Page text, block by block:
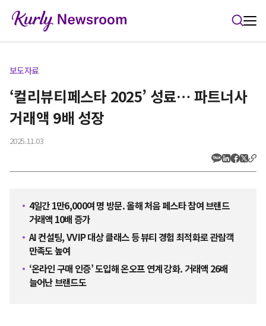
보도자료
‘컬리뷰티페스타 2025’ 성료… 파트너사
거래액 9배 성장
2025.11.03
4일간 1만6,000여 명 방문. 올해 처음 페스타 참여 브랜드
거래액 10배 증가
AI 컨설팅, VVIP 대상 클래스 등 뷰티 경험 최적화로 관람객
만족도 높여
‘온라인 구매 인증’ 도입해 온오프 연계 강화. 거래액 26배
늘어난 브랜드도